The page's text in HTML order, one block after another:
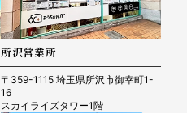
所沢営業所
〒359-1115 埼玉県所沢市御幸町1-
16
スカイライズタワー1階